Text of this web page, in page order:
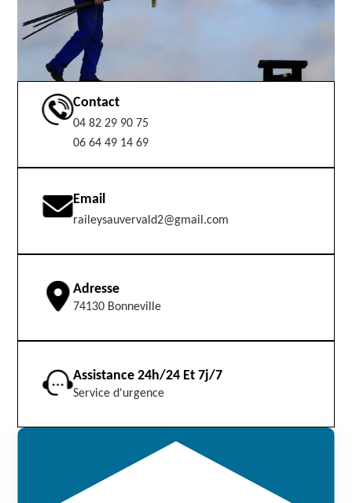
Contact
04 82 29 90 75
06 64 49 14 69
Email
raileysauvervald2@gmail.com
Adresse
74130 Bonneville
Assistance 24h/24 Et 7j/7
Service d'urgence